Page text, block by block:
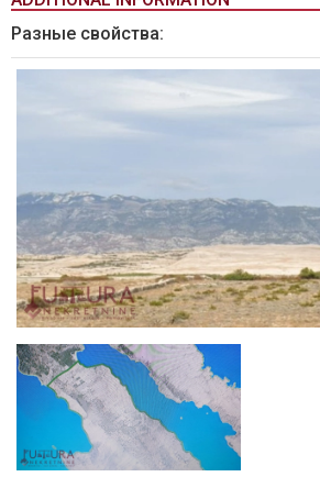
Разные свойства: